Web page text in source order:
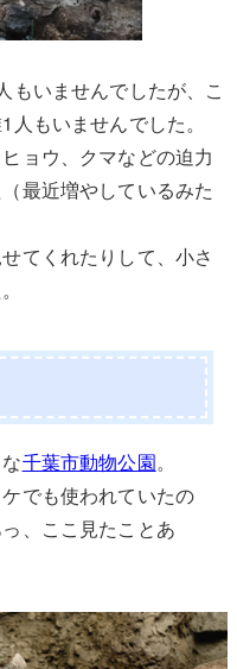
もいませんでしたが、こ
もいませんでした。
ョウ、クマなどの迫力
最近増やしているみた
てくれたりして、小さ
千葉市動物公園。
ケでも使われていたの
、ここ見たことあ